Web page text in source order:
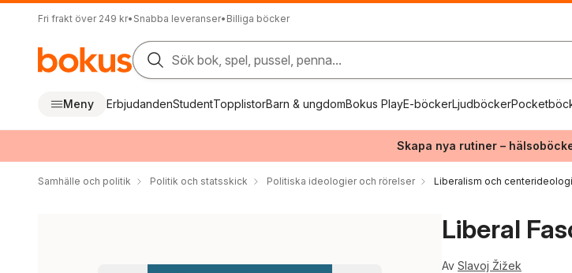
Fri frakt över 249 kr• Snabba leveranser• Billiga böcker
Sök bok, spel, pussel, penna...
Meny ErbjudandenStudentTopplistorBarn & ungdomBokus PlayE-böckerLjudböcker
Skapa nya rutiner –
Samhälle och politik Politik och statsskick Politiska ideologier och rörelser Liberalism och
Liberal
Av Slavoj Žižek